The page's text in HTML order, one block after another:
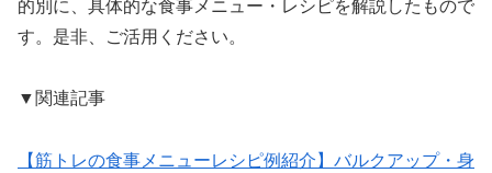
的別に、具体的な食事メニュー・レシピを解説したもので
す。是非、ご活用ください。
▼関連記事
【筋トレの食事メニューレシピ例紹介】バルクアップ・身